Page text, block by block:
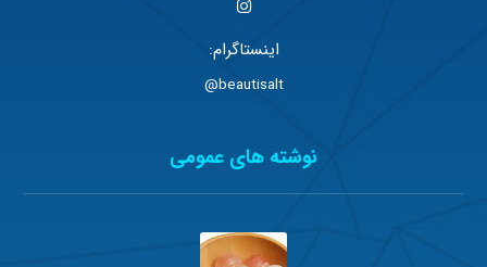
اینستاگرام:
beautisalt@
نوشته های عمومی